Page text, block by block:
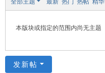
网
全部主题 最新 热门 热帖 精华
本版块或指定的范围内尚无主题
发新帖